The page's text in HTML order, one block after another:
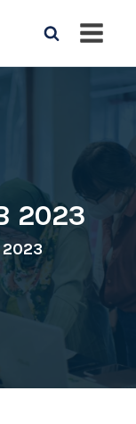
2023
2023